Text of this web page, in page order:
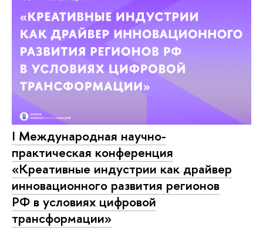
I Международная научно-
практическая конференция
«Креативные индустрии как драйвер
инновационного развития регионов
РФ в условиях цифровой
трансформации»